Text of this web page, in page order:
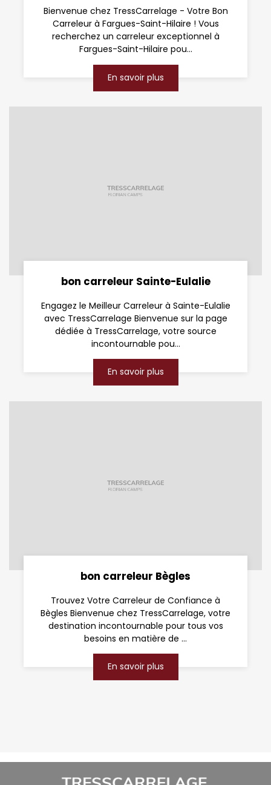
Bienvenue chez TressCarrelage - Votre Bon
Carreleur à Fargues-Saint-Hilaire ! Vous
recherchez un carreleur exceptionnel à
Fargues-Saint-Hilaire pou...
En savoir plus
bon carreleur Sainte-Eulalie
Engagez le Meilleur Carreleur à Sainte-Eulalie
avec TressCarrelage Bienvenue sur la page
dédiée à TressCarrelage, votre source
incontournable pou...
En savoir plus
bon carreleur Bègles
Trouvez Votre Carreleur de Confiance à
Bègles Bienvenue chez TressCarrelage, votre
destination incontournable pour tous vos
besoins en matière de ...
En savoir plus